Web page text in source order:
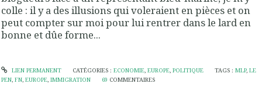
colle : il y a des illusions qui voleraient en pièces et on
peut compter sur moi pour lui rentrer dans le lard en
bonne et dûe forme...
LIEN PERMANENT CATÉGORIES : ECONOMIE, EUROPE, POLITIQUE TAGS :MLP,LE
PEN, FN, EUROPE, IMMIGRATION 69 COMMENTAIRES